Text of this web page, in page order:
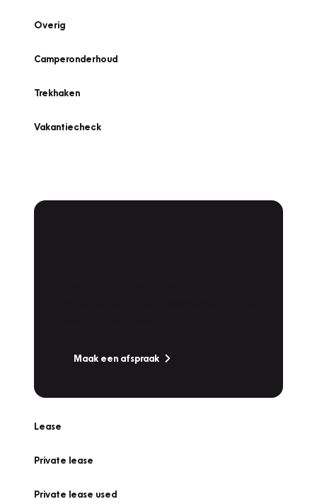
Overig
Camperonderhoud
Trekhaken
Vakantiecheck
Maak een afspraak
Lease
Private lease
Private lease used